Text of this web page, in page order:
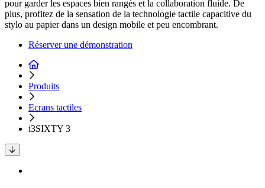
pour garder les espaces bien rangés et la collaboration fluide. De
plus, profitez de la sensation de la technologie tactile capacitive du
stylo au papier dans un design mobile et peu encombrant.
Réserver une démonstration
Produits
Ecrans tactiles
i3SIXTY 3